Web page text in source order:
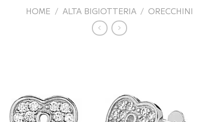
HOME / ALTA BIGIOTTERIA / ORECCHINI